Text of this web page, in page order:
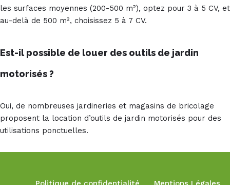
les surfaces moyennes (200-500 m²), optez pour 3 à 5 CV, et
au-delà de 500 m², choisissez 5 à 7 CV.
Est-il possible de louer des outils de jardin
motorisés ?
Oui, de nombreuses jardineries et magasins de bricolage
proposent la location d’outils de jardin motorisés pour des
utilisations ponctuelles.